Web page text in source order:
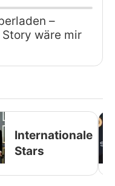
–
wäre mir
Internationale
Stars